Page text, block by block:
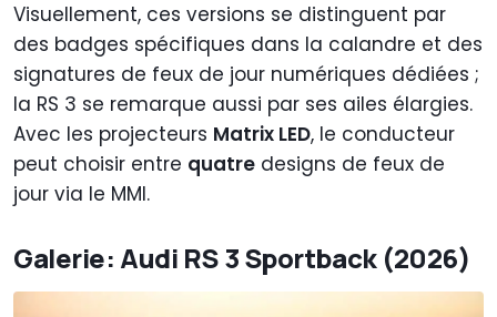
Visuellement, ces versions se distinguent par
des badges spécifiques dans la calandre et des
signatures de feux de jour numériques dédiées ;
la RS 3 se remarque aussi par ses ailes élargies.
Avec les projecteurs Matrix LED, le conducteur
peut choisir entre quatre designs de feux de
jour via le MMI.
Galerie: Audi RS 3 Sportback (2026)